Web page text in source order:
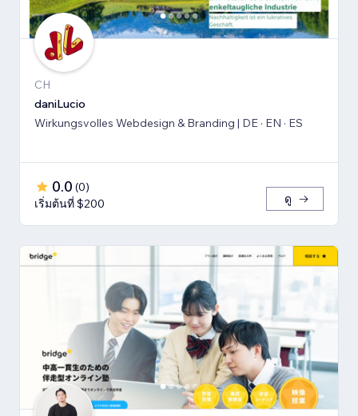
CH
daniLucio
Wirkungsvolles Webdesign & Branding | DE · EN · ES
0.0 (0)
เริ่มต้นที่ $200
ดู